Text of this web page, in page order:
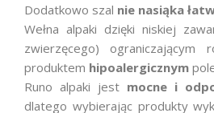
Dodatkowo szal nie nasiąka
Wełna alpaki dzięki niskiej
zwierzęcego)
produktem hipoalergicznym
Runo alpaki jest mocne i
dlatego wybierając produkty